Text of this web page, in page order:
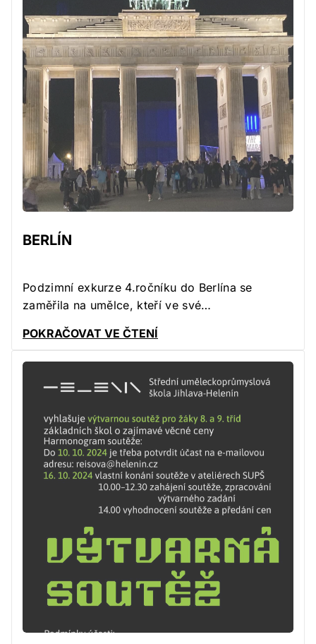
BERLÍN
Podzimní exkurze 4.ročníku do Berlína se
zaměřila na umělce, kteří ve své…
POKRAČOVAT VE ČTENÍ